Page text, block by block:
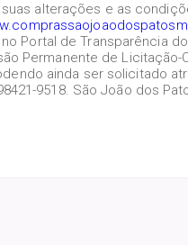
alterações e as
Portal de Transparência
Permanente de Licitação-
ainda ser solicitado
9518. São João dos